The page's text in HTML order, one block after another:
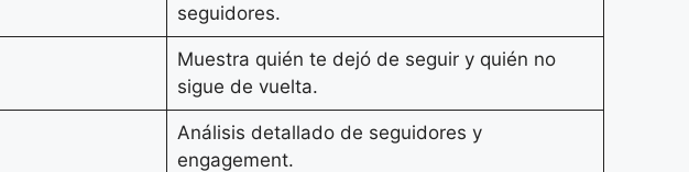
seguidores.
Muestra quién te dejó de seguir y quién no
sigue de vuelta.
Análisis detallado de seguidores y
engagement.